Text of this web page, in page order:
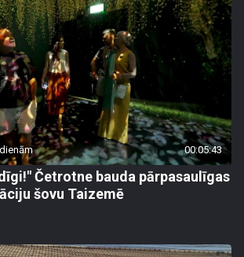
00:05:43
Četrotne bauda pārpasaulīgas
šovu Taizemē